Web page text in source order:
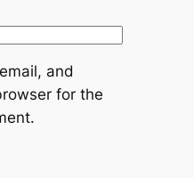
and
for the